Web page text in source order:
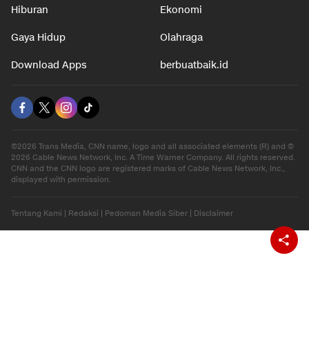
Hiburan Ekonomi
Gaya Hidup Olahraga
Download Apps berbuatbaik.id
©2026 Trans Media, CNN name, logo and all associated elements (R) and ©
2026 Cable News Network, Inc. A Time Warner Company. All rights reserved.
CNN and the CNN logo are registered marks of Cable News Network, Inc.,
displayed with permission.
Tentang Kami Redaksi Pedoman Media Siber Disclaimer